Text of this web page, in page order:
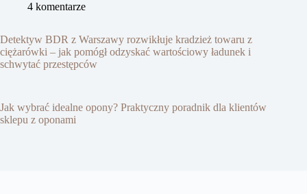
4 komentarze
Detektyw BDR z Warszawy rozwikłuje kradzież towaru z
ciężarówki – jak pomógł odzyskać wartościowy ładunek i
schwytać przestępców
Jak wybrać idealne opony? Praktyczny poradnik dla klientów
sklepu z oponami